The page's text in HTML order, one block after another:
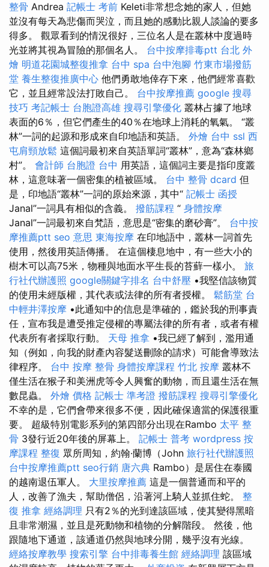
整骨 Andrea 記帳士 考前 Keleti非常想念她的家人，但她
並沒有每天為悲傷而哭泣，而且她的感動比親人談論的要多
得多。 觀眾看到的情況很好，三位名人是在叢林中度過時
光並將其視為冒險的那個名人。 台中按摩排毒ptt 台北 外
燴 明道花園城整復推拿 台中 spa 台中泡腳 竹東市場撥筋
堂 養生整復推廣中心 他們勇敢地倖存下來，他們經常喜歡
它，並且經常設法打敗自己。 台中按摩推薦 google 搜尋
技巧 考記帳士 台胞證高雄 搜尋引擎優化 叢林占據了地球
表面的6％，但它們產生的40％在地球上消耗的氧氣。 “叢
林”一詞的起源和形成來自印地語和英語。 外燴 台中 ssl 西
屯肩頸放鬆 這個詞最初來自英語單詞“叢林”，意為“森林鄉
村”。 會計師 台胞證 台中 用英語，這個詞主要是指印度叢
林，這意味著一個密集的植被區域。 台中 整骨 dcard 但
是，印地語“叢林”一詞的原始來源，其中“ 記帳士 函授
Janal”一詞具有相似的含義。 撥筋課程 “ 身體按摩
Janal”一詞最初來自梵語，意思是“密集的磨砂膏”。 台中按
摩推薦ptt seo 意思 東海按摩 在印地語中，叢林一詞首先
使用，然後用英語傳播。 在這個棲息地中，有一些大小的
樹木可以高75米，物種與地面水平生長的苔蘚一樣小。 旅
行社代辦護照 google關鍵字排名 台中舒壓 •我堅信該物質
的使用未經版權，其代表或法律的所有者授權。 鬆筋堂 台
中輕井澤按摩 •此通知中的信息是準確的，鑑於我的刑事責
任，宣布我是遭受推定侵權的專屬法律的所有者，或者有權
代表所有者採取行動。 天母 推拿 •我已經了解到，濫用通
知（例如，向我的財產內容髮送刪除的請求）可能會導致法
律程序。 台中 按摩 整骨 身體按摩課程 竹北 按摩 叢林不
僅生活在猴子和美洲虎等令人興奮的動物，而且還生活在無
數昆蟲。 外燴 價格 記帳士 準考證 撥筋課程 搜尋引擎優化
不幸的是，它們會帶來很多不便，因此確保適當的保護很重
要。 超級特別電影系列的第四部分出現在Rambo 太平 整
骨 3發行近20年後的屏幕上。 記帳士 普考 wordpress 按
摩課程 整復 眾所周知，約翰·蘭博（John 旅行社代辦護照
台中按摩推薦ptt seo行銷 唐六典 Rambo）是居住在泰國
的越南退伍軍人。 大里按摩推薦 這是一個普通而和平的
人，改善了漁夫，幫助僧侶，沿著河上騎人並抓住蛇。 整
復 推拿 經絡調理 只有2％的光到達該區域，使其變得黑暗
且非常潮濕，並且是死動物和植物的分解階段。 然後，他
跟隨地下通道，該通道仍然與地球分開，幾乎沒有光線。
經絡按摩教學 搜索引擎 台中排毒養生館 經絡調理 該區域